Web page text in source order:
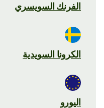
الفرنك السويسري
الكرونا السويدية
اليورو